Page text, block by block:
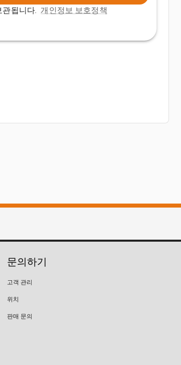
됩니다. 개인정보 보호정책
문의하기
고객 관리
위치
판매 문의